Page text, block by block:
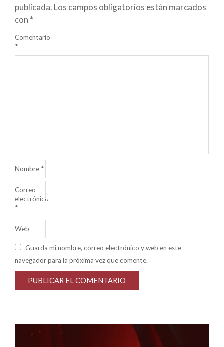
publicada. Los campos obligatorios están marcados
con *
Comentario
*
Nombre *
Correo
electrónico
*
Web
Guarda mi nombre, correo electrónico y web en este
navegador para la próxima vez que comente.